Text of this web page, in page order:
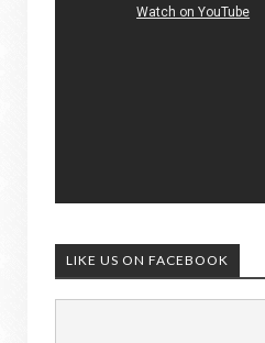
LIKE US ON FACEBOOK